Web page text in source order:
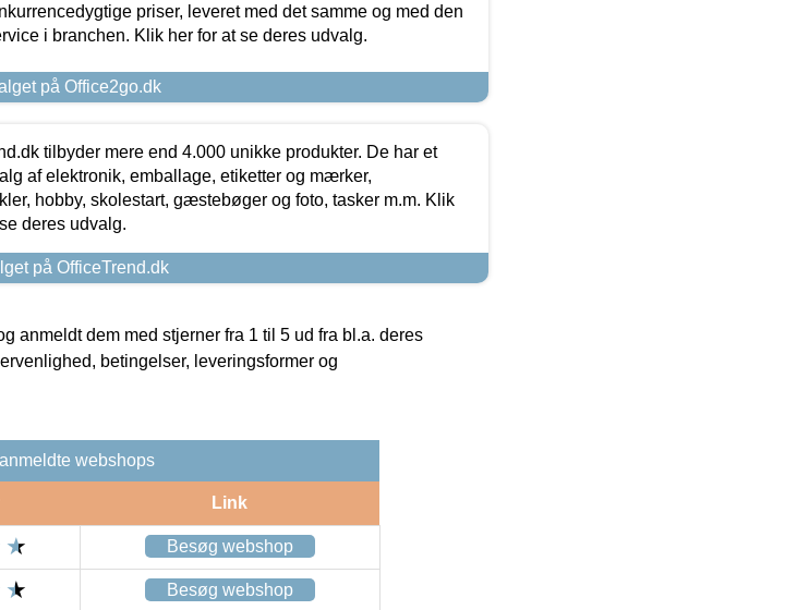
priser, leveret med det samme og med den
i branchen. Klik her for at se deres udvalg.
på Office2go.dk
tilbyder mere end 4.000 unikke produkter. De har et
af elektronik, emballage, etiketter og mærker,
hobby, skolestart, gæstebøger og foto, tasker m.m. Klik
deres udvalg.
på OfficeTrend.dk
anmeldt dem med stjerner fra 1 til 5 ud fra bl.a. deres
betingelser, leveringsformer og
webshops
Link
Besøg webshop
Besøg webshop